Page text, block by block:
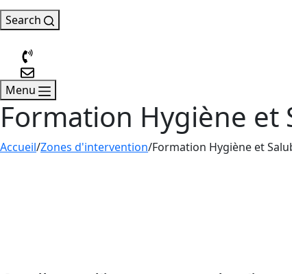
Search
Menu
Formation Hygiène et
Accueil/Zones d'intervention/Formation Hygiène et